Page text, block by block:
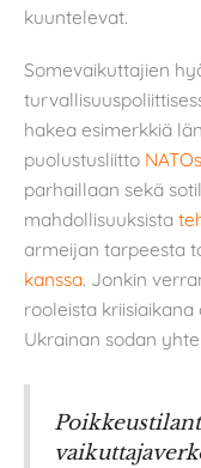
kuuntelevat.
Somevaikuttajien
hakea esimerkkiä
puolustusliitto
parhaillaan sekä
mahdollisuuksista
armeijan tarpeesta
kanssa. Jonkin
rooleista
Ukrainan sodan